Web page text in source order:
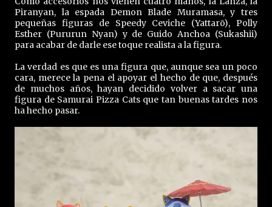
Piranyan, la espada Demon Blade Muramasa, y tres
pequeñas figuras de Speedy Ceviche (Yattarō), Polly
Esther (Pururun Nyan) y de Guido Anchoa (Sukashii)
para acabar de darle ese toque realista a la figura.
La verdad es que es una figura que, aunque sea un poco
cara, merece la pena el apoyar el hecho de que, después
de muchos años, hayan decidido volver a sacar una
figura de Samurai Pizza Cats que tan buenas tardes nos
ha hecho pasar.